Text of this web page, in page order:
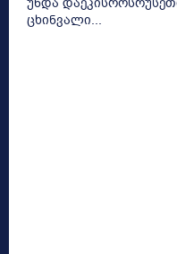
ცხინვალი...